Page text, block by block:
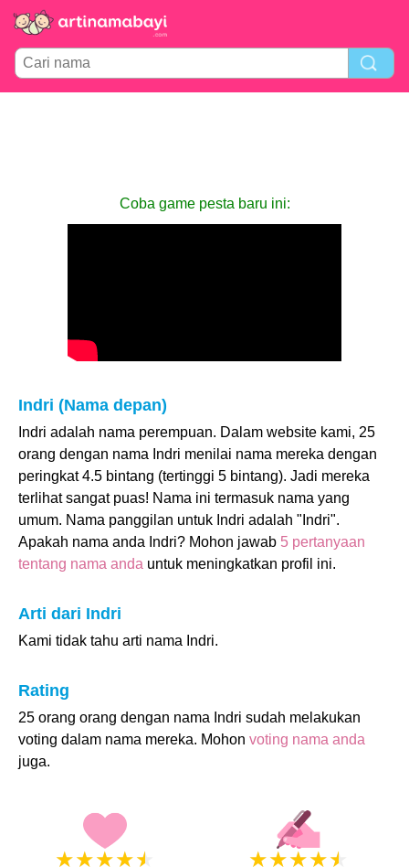
Coba game pesta baru ini:
Indri (Nama depan)
Indri adalah nama perempuan. Dalam website kami, 25
orang dengan nama Indri menilai nama mereka dengan
peringkat 4.5 bintang (tertinggi 5 bintang). Jadi mereka
terlihat sangat puas! Nama ini termasuk nama yang
umum. Nama panggilan untuk Indri adalah "Indri".
Apakah nama anda Indri? Mohon jawab 5 pertanyaan
tentang nama anda untuk meningkatkan profil ini.
Arti dari Indri
Kami tidak tahu arti nama Indri.
Rating
25 orang orang dengan nama Indri sudah melakukan
voting dalam nama mereka. Mohon voting nama anda
juga.
★★★★★ ★★★★★